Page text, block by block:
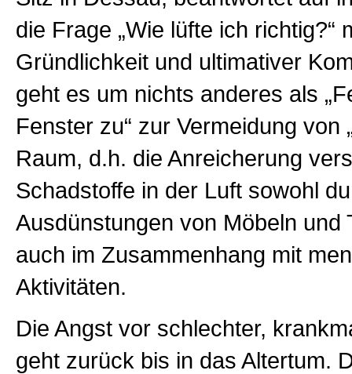
die Frage „Wie lüfte ich richtig?“
Gründlichkeit und ultimativer
geht es um nichts anderes als
Fenster zu“ zur Vermeidung von
Raum, d.h. die Anreicherung
Schadstoffe in der Luft sowohl
Ausdünstungen von Möbeln und
auch im Zusammenhang mit
Aktivitäten.
Die Angst vor schlechter,
geht zurück bis in das Altertum.